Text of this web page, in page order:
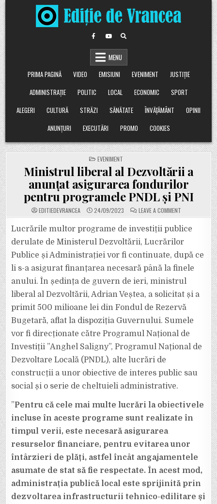
Skip
to
content
MENU
PRIMA PAGINĂ
VIDEO EMISIUNI EVENIMENT
JUSTIȚIE
ADMINISTRAȚIE
POLITIC LOCAL ECONOMIC
SPORT
ALEGERI
CULTURĂ STRĂZI SĂNĂTATE ÎNVĂȚĂMÂNT
OPINII
ANUNȚURI
EXECUTĂRI PROMO COOKIES
POSTED
IN
EVENIMENT
Ministrul liberal al Dezvoltării a
anunțat asigurarea fondurilor
pentru programele PNDL și PNI
EDITIEDEVRANCEA 24/09/2023 LEAVE A COMMENTON
MINISTRUL
AL
DEZVOLTĂRII
A
ANUNȚAT
ASIGURAREA
FONDURILOR
PROGRAMELE
ȘI
PNI
Lucrările multor programe de investiții publice
derulate de Ministerul Dezvoltării, Lucrărilor
Publice și Administrației vor fi continuate, după ce
li s-a asigurat finanțarea necesară până la finele
anului. În ședința de guvern de ieri, ministrul
liberal al Dezvoltării, Adrian Veștea, a solicitat și a
primit 500 milioane lei din Fondul de Rezervă
Bugetară, aflat la dispoziția Guvernului. Sumele
vor fi direcționate către Programul Național de
Investiții ”Anghel Saligny”, Programul Național de
Dezvoltare Locală (PNDL), alte lucrări de
construcții a unor obiective de interes public sau
social și o serie de cheltuieli administrative.
”Pentru că cele mai multe lucrări la obiectivele
incluse în aceste programe sunt realizate în
timpul verii, este necesară asigurarea
resurselor financiare, pentru evitarea unor
întârzieri de plăți, astfel încât angajamentele
asumate de stat să fie respectate. În acest mod,
administrația publică local este sprijinită prin
dezvoltarea infrastructurii tehnico-edilitare și